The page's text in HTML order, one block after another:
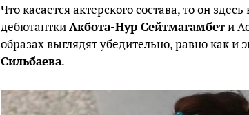
Что касается актерского состава, то он
дебютанткиАкбота-Нур Сейтмагамбети
образах выглядят убедительно, равно как и
Сильбаева.